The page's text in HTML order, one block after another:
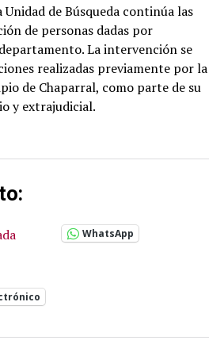
de Búsqueda continúa las
de personas dadas por
La intervención se
realizadas previamente por la
de Chaparral, como parte de su
y extrajudicial.
WhatsApp